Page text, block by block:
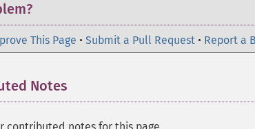
This Page • Submit a Pull Request • Report a
Notes